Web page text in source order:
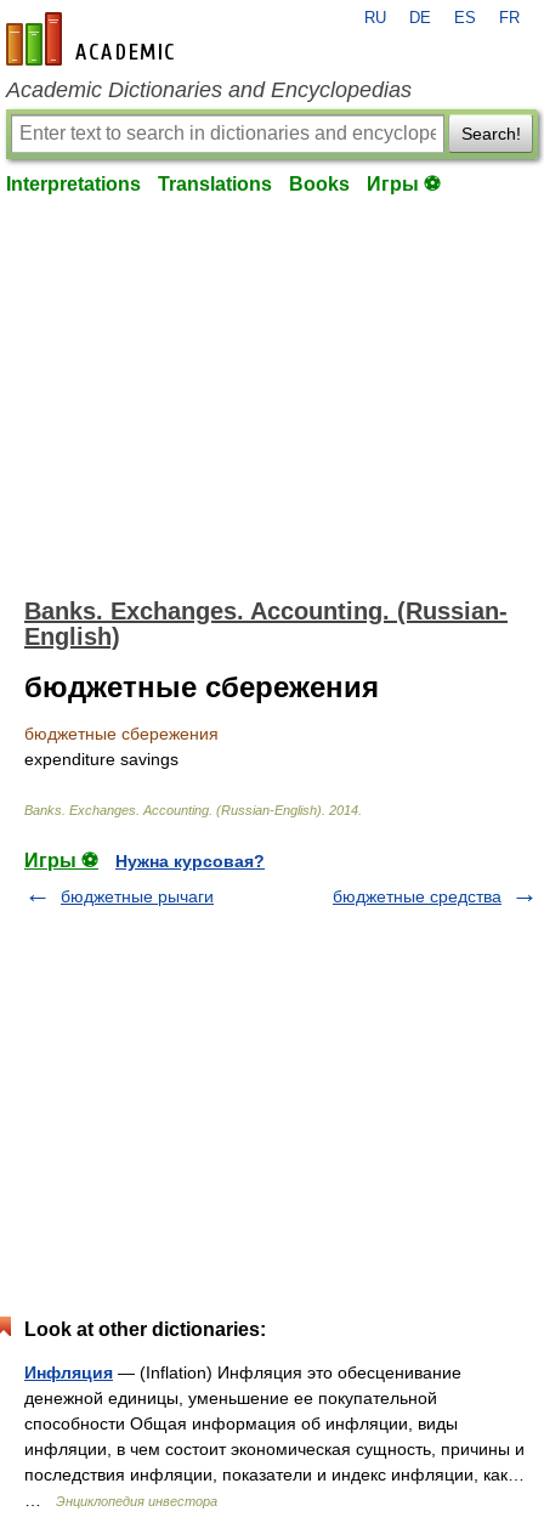
en-academic.com
RU DE ES FR
Academic Dictionaries and Encyclopedias
Search!
Interpretations Translations Books Игры ⚽
Banks. Exchanges. Accounting. (Russian-
English)
бюджетные сбережения
бюджетные сбережения
expenditure savings
Banks. Exchanges. Accounting. (Russian-English) 2014
Игры ⚽
Нужна курсовая?
бюджетные рычаги
бюджетные средства
Look at other dictionaries:
Инфляция — (Inflation) Инфляция это обесценивание
денежной единицы, уменьшение ее покупательной
способности Общая информация об инфляции, виды
инфляции, в чем состоит экономическая сущность, причины и
последствия инфляции, показатели и индекс инфляции, как…
Энциклопедия инвестора